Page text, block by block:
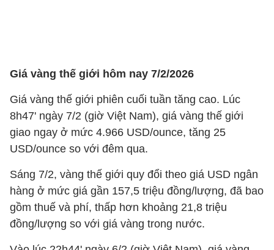
Giá vàng thế giới hôm nay 7/2/2026
Giá vàng thế giới phiên cuối tuần tăng cao. Lúc
8h47' ngày 7/2 (giờ Việt Nam), giá vàng thế giới
giao ngay ở mức 4.966 USD/ounce, tăng 25
USD/ounce so với đêm qua.
Sáng 7/2, vàng thế giới quy đổi theo giá USD ngân
hàng ở mức giá gần 157,5 triệu đồng/lượng, đã bao
gồm thuế và phí, thấp hơn khoảng 21,8 triệu
đồng/lượng so với giá vàng trong nước.